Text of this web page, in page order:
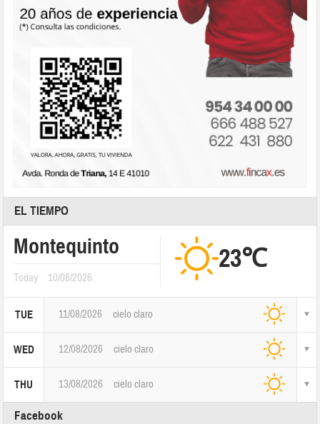
EL TIEMPO
Montequinto
Today 10/08/2026
23℃
TUE 11/08/2026 cielo claro
WED 12/08/2026 cielo claro
THU 13/08/2026 cielo claro
Facebook